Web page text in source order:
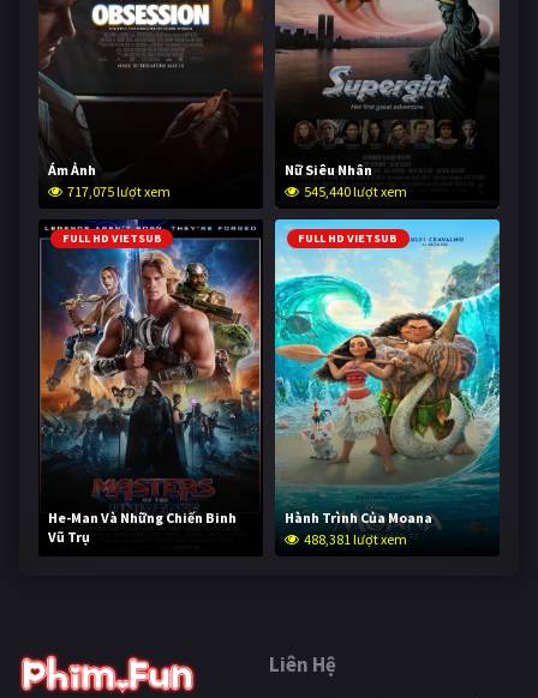
Ám Ảnh
717,075 lượt xem
Nữ Siêu Nhân
545,440 lượt xem
FULL HD VIETSUB
He-Man Và Những Chiến Binh
Vũ Trụ
236,922 lượt xem
FULL HD VIETSUB
Hành Trình Của Moana
488,381 lượt xem
Liên Hệ